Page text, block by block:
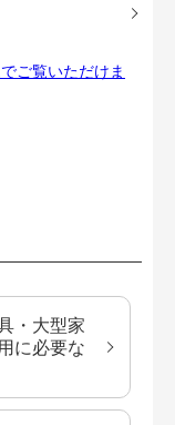
ご覧いただけま
・大型家
に必要な